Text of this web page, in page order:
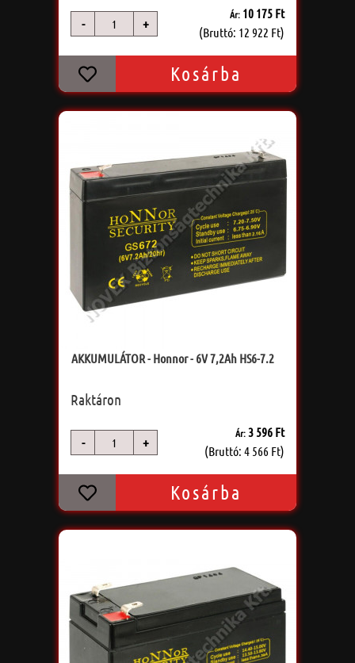
- +
Ár: 10 175 Ft
(Bruttó: 12 922 Ft)
Kosárba
AKKUMULÁTOR - Honnor - 6V 7,2Ah HS6-7.2
Raktáron
- +
Ár:3 596 Ft
(Bruttó: 4 566 Ft)
Kosárba